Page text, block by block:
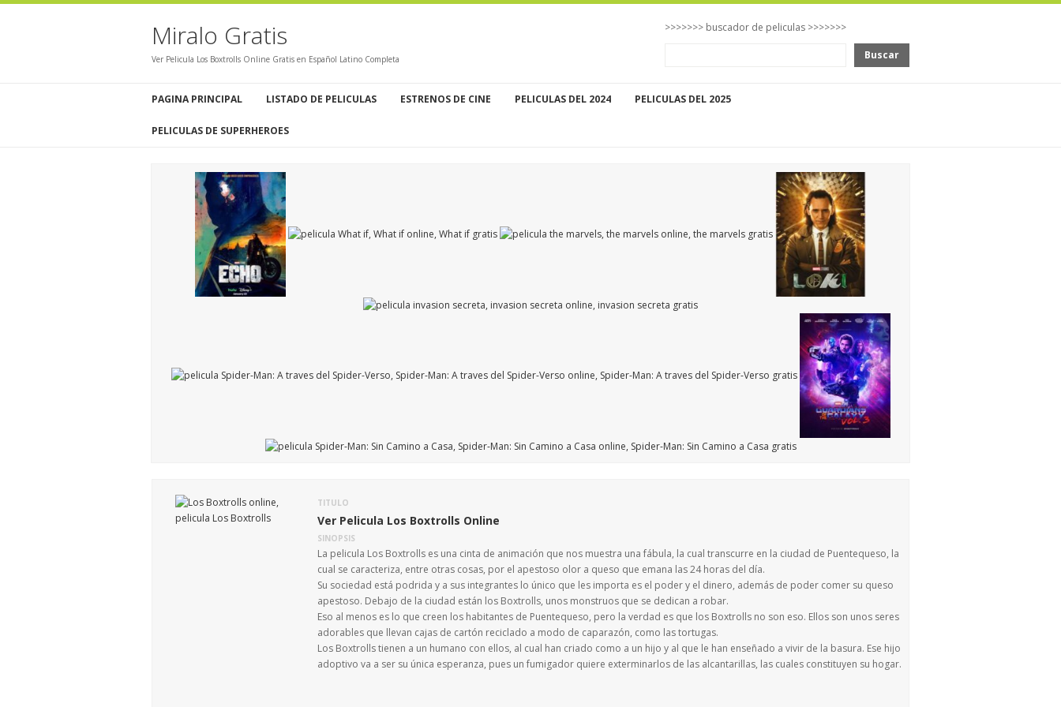
Miralo Gratis
Ver Pelicula Los Boxtrolls Online Gratis en Español Latino Completa
>>>>>>> buscador de peliculas >>>>>>>
Buscar
PAGINA PRINCIPAL LISTADO DE PELICULAS ESTRENOS DE CINE PELICULAS DEL 2024 PELICULAS DEL 2025
PELICULAS DE SUPERHEROES
TITULO
Ver Pelicula Los Boxtrolls Online
SINOPSIS
La pelicula Los Boxtrolls es una cinta de animación que nos muestra una fábula, la cual transcurre en la ciudad de Puentequeso, la
cual se caracteriza, entre otras cosas, por el apestoso olor a queso que emana las 24 horas del día.
Su sociedad está podrida y a sus integrantes lo único que les importa es el poder y el dinero, además de poder comer su queso
apestoso. Debajo de la ciudad están los Boxtrolls, unos monstruos que se dedican a robar.
Eso al menos es lo que creen los habitantes de Puentequeso, pero la verdad es que los Boxtrolls no son eso. Ellos son unos seres
adorables que llevan cajas de cartón reciclado a modo de caparazón, como las tortugas.
Los Boxtrolls tienen a un humano con ellos, al cual han criado como a un hijo y al que le han enseñado a vivir de la basura. Ese hijo
adoptivo va a ser su única esperanza, pues un fumigador quiere exterminarlos de las alcantarillas, las cuales constituyen su hogar.